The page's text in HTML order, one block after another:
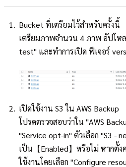
Bucket ที่เตรียมไว้สำหรับครั้งนี้
เตรียมภาพจำนวน 4 ภาพ อัปโห
test" และทำการเปิด ฟีเจอร์
เปิดใช้งาน S3 ใน AWS Backup
โปรดตรวจสอบว่าใน "AWS
"Service opt-in" ตัวเลือก "S3 -
เป็น【Enabled】หรือไม่ หากตั้
ใช้งานโดยเลือก "Configure